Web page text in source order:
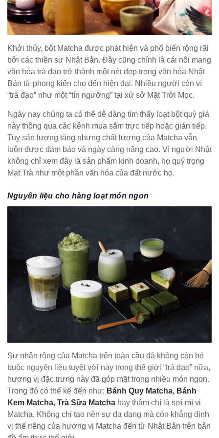
Khởi thủy, bột Matcha được phát hiện và phổ biến rộng rãi
bởi các thiền sư Nhật Bản. Đây cũng chính là cái nôi mang
văn hóa trà đạo trở thành một nét đẹp trong văn hóa Nhật
Bản từ phong kiến cho đến hiện đại. Nhiều người còn ví
“trà đạo” như một “tín ngưỡng” tại xứ sở Mặt Trời Mọc.
Ngày nay chúng ta có thể dễ dàng tìm thấy loạt bột quý giá
này thông qua các kênh mua sắm trực tiếp hoặc gián tiếp.
Tuy sản lượng tăng nhưng chất lượng của Matcha vẫn
luôn được đảm bảo và ngày càng nâng cao. Vì người Nhật
không chỉ xem đây là sản phẩm kinh doanh, họ quý trọng
Mạt Trà như một phần văn hóa của đất nước họ.
Nguyên liệu cho hàng loạt món ngon
Sự nhân rộng của Matcha trên toàn cầu đã không còn bó
buộc nguyên liệu tuyệt vời này trong thế giới “trà đạo” nữa,
hương vị đặc trưng này đã góp mặt trong nhiều món ngon.
Trong đó có thể kể đến như: Bánh Quy Matcha, Bánh
Kem Matcha, Trà Sữa Matcha hay thậm chí là sợi mì vị
Matcha. Không chỉ tạo nên sự đa dạng mà còn khẳng định
vị thế riêng của hương vị Matcha đến từ Nhật Bản trên bản